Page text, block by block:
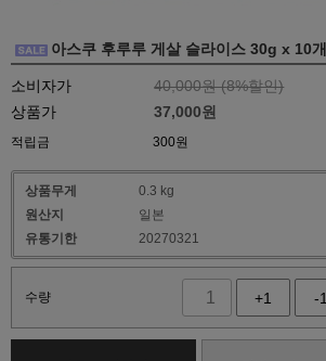
아스쿠 후루루 게살 슬라이스 30g x 10개
소비자가 40,000원 (8%할인)
상품가
37,000원
적립금 300원
상품무게
0.3 kg
원산지
일본
유통기한
20270321
수량 +1 -1